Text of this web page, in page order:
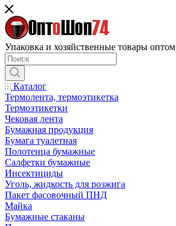
Упаковка и хозяйственные товары оптом
Каталог
Термолента, термоэтикетка
Термоэтикетки
Чековая лента
Бумажная продукция
Бумага туалетная
Полотенца бумажные
Салфетки бумажные
Инсектициды
Уголь, жидкость для розжига
Пакет фасовочный ПНД
Майка
Бумажные стаканы